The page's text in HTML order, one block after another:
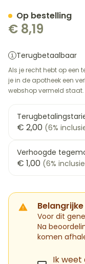
€ 8,19
Terugbetaalbaar
Als je recht hebt op
je in de apotheek een
webshop vermeld staat.
€ 2,00 (6%
Verhoogde
€ 1,00 (6%
Voor dit
Na
komen
Ik
Op bestelling